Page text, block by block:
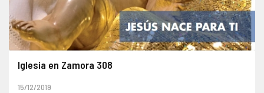
Iglesia en Zamora 308
15/12/2019